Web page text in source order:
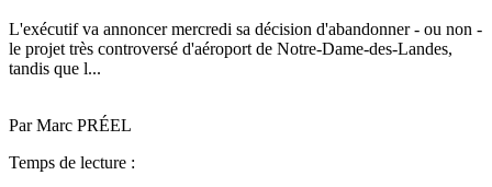
L'exécutif va annoncer mercredi sa décision d'abandonner - ou non -
le projet très controversé d'aéroport de Notre-Dame-des-Landes,
tandis que l...
Par Marc PRÉEL
Temps de lecture :